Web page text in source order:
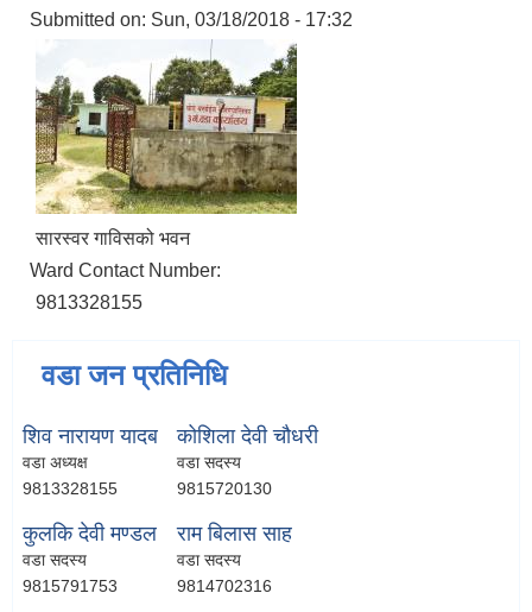
Submitted on: Sun, 03/18/2018 - 17:32
सारस्वर गाविसको भवन
Ward Contact Number:
9813328155
वडा जन प्रतिनिधि
शिव नारायण यादब
वडा अध्यक्ष
9813328155
कोशिला देवी चौधरी
वडा सदस्य
9815720130
कुलकि देवी मण्डल
वडा सदस्य
9815791753
राम बिलास साह
वडा सदस्य
9814702316